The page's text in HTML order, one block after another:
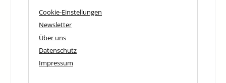
Cookie-Einstellungen
Newsletter
Über uns
Datenschutz
Impressum